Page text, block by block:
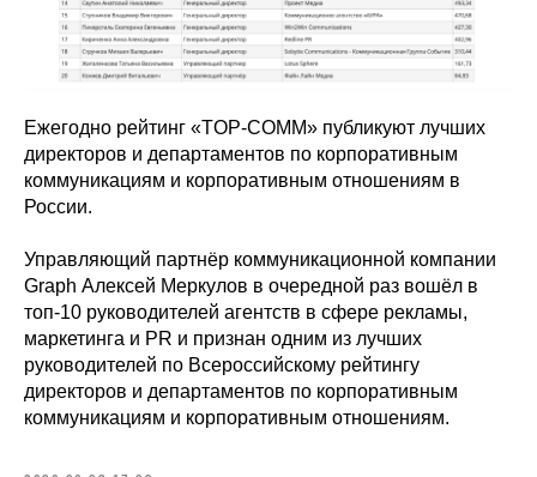
Ежегодно рейтинг «TOP-COMM» публикуют лучших
директоров и департаментов по корпоративным
коммуникациям и корпоративным отношениям в
России.
Управляющий партнёр коммуникационной компании
Graph Алексей Меркулов в очередной раз вошёл в
топ-10 руководителей агентств в сфере рекламы,
маркетинга и PR и признан одним из лучших
руководителей по Всероссийскому рейтингу
директоров и департаментов по корпоративным
коммуникациям и корпоративным отношениям.